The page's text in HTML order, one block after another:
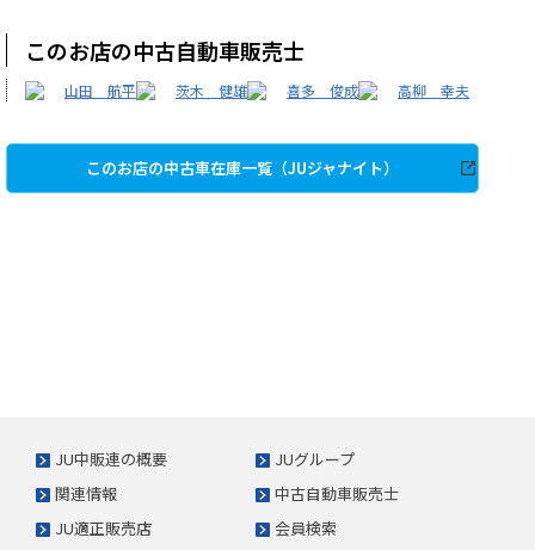
このお店の中古自動車販売士
山田 航平 茨木 健雄 喜多 俊成 高柳 幸夫
このお店の中古車在庫一覧（JUジャナイト）
JU中販連の概要
JUグループ
関連情報
中古自動車販売士
JU適正販売店
会員検索